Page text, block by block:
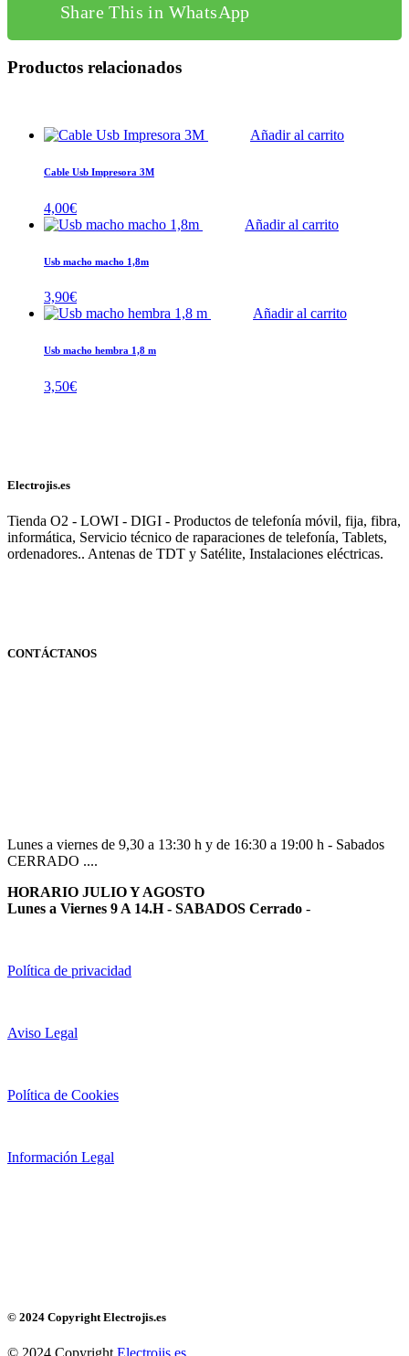
Share This in WhatsApp
Productos relacionados
Añadir al carrito
Cable Usb Impresora 3M
4,00€
Añadir al carrito
Usb macho macho 1,8m
3,90€
Añadir al carrito
Usb macho hembra 1,8 m
3,50€
Electrojis.es
Tienda O2 - LOWI - DIGI - Productos de telefonía móvil, fija, fibra,
informática, Servicio técnico de raparaciones de telefonía, Tablets,
ordenadores.. Antenas de TDT y Satélite, Instalaciones eléctricas.
CONTÁCTANOS
Lunes a viernes de 9,30 a 13:30 h y de 16:30 a 19:00 h - Sabados
CERRADO ....
HORARIO JULIO Y AGOSTO
Lunes a Viernes 9 A 14.H - SABADOS Cerrado -
Política de privacidad
Aviso Legal
Política de Cookies
Información Legal
© 2024 Copyright Electrojis.es